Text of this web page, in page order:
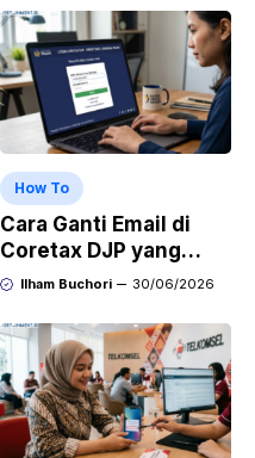
How To
Cara Ganti Email di
Coretax DJP yang
Sudah Tidak Aktif
Ilham Buchori 30/06/2026